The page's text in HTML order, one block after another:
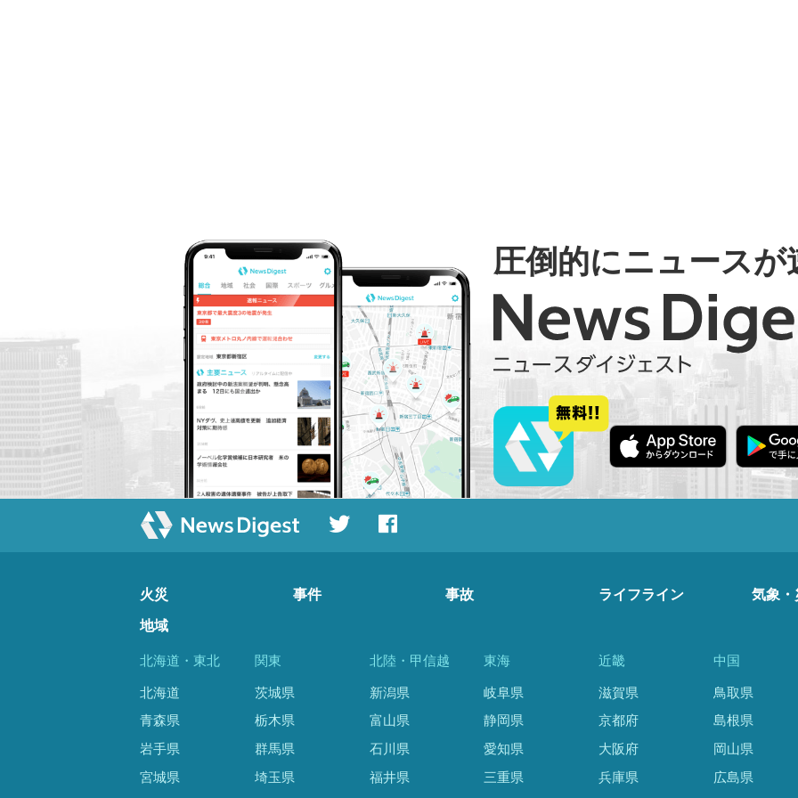
圧倒的にニュースが
火災 事件 事故 ライフライン 気象・
地域
北海道・東北
北海道
青森県
岩手県
宮城県
関東
茨城県
栃木県
群馬県
埼玉県
北陸・甲信越
新潟県
富山県
石川県
福井県
東海
岐阜県
静岡県
愛知県
三重県
近畿
滋賀県
京都府
大阪府
兵庫県
中国
鳥取県
島根県
岡山県
広島県